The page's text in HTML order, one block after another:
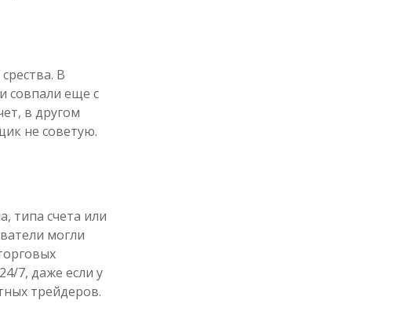
В
совпали еще с
в другом
не советую.
типа счета или
могли
7, даже если у
трейдеров.